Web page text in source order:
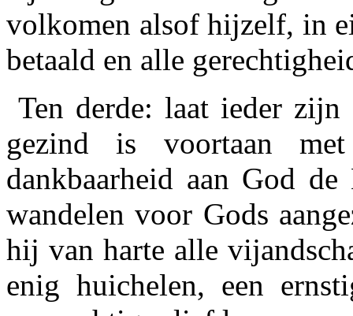
volkomen alsof hijzelf, in
betaald en alle
Ten derde: laat ieder
gezind is voortaan
dankbaarheid aan God
wandelen voor Gods
hij van harte alle
enig huichelen, een